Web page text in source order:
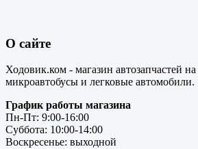
О сайте
Ходовик.ком - магазин автозапчастей
микроавтобусы и легковые автомобили.
График работы магазина
Пн-Пт: 9:00-16:00
Суббота: 10:00-14:00
Воскресенье: выходной